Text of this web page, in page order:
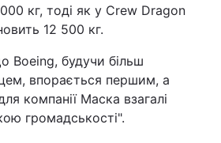
кг, тоді як у Сrew Dragon
12 500 кг.
Boeing, будучи більш
впорається першим, а
компанії Маска взагалі
громадськості"‎.